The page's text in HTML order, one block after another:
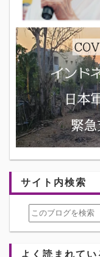
サイト内検索
よく読まれて